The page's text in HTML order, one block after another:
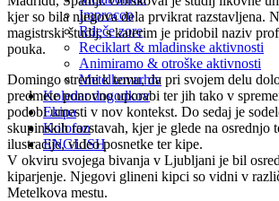
Improcon
Rdeče zore
Reciklart & mladinske aktivnosti
Animiramo & otroške aktivnosti
Metelkovarhiv
Koledar dogodkov
Ekipa
Kolofon
ENGLISH
kjer so bila njegova dela prvikrat razstavljena.
magistrski študij, s katerim je pridobil naziv
pouka.
Domingo stremi k temu, da pri svojem delu
predmete ponovno uporabi ter jih tako v
podobi umesti v nov kontekst. Do sedaj je
skupinskih razstavah, kjer je glede na osrednjo
ilustracije, video posnetke ter kipe.
V okviru svojega bivanja v Ljubljani je bil
kiparjenje. Njegovi glineni kipci so vidni v
Metelkova mestu.